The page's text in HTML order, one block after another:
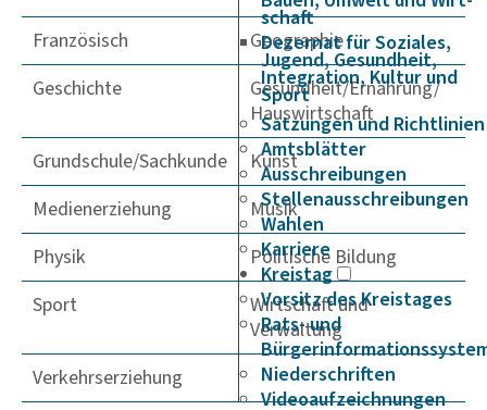
schaft
Dezernat für Soziales,
Jugend, Gesundheit,
Integration, Kultur und
Sport
Satzungen und Richtlinien
Amtsblätter
Ausschreibungen
Stellenausschreibungen
Wahlen
Karriere
Kreistag
Vorsitz des Kreistages
Rats- und
Niederschriften
Videoaufzeichnungen
Französisch
Geographie
Geschichte
Gesundheit/Ernährung/
Hauswirtschaft
Grundschule/Sachkunde
Kunst
Medienerziehung
Musik
Physik
Politische Bildung
Sport
Wirtschaft und
Verwaltung
Verkehrserziehung